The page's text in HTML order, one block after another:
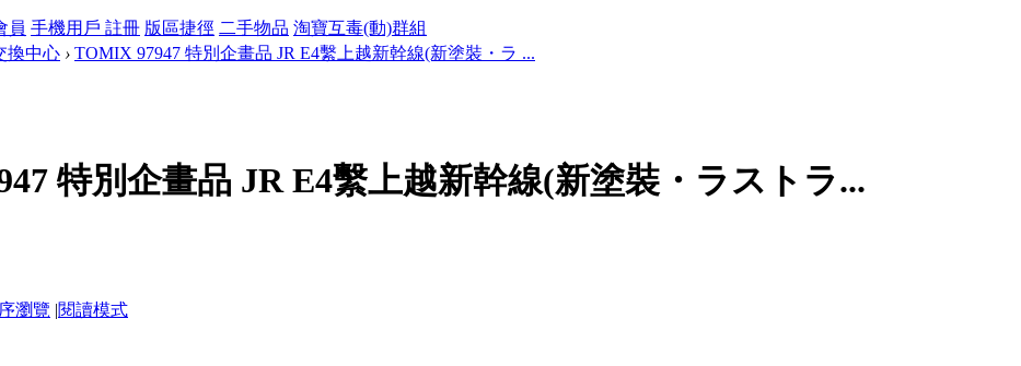
員 手機用戶 註冊 版區捷徑 二手物品 淘寶互毒(動)群組
換中心 › TOMIX 97947 特別企畫品 JR E4繫上越新幹線(新塗裝・ラ ...
特別企畫品 JR E4繫上越新幹線(新塗裝・ラストラ...
瀏覽 |閱讀模式